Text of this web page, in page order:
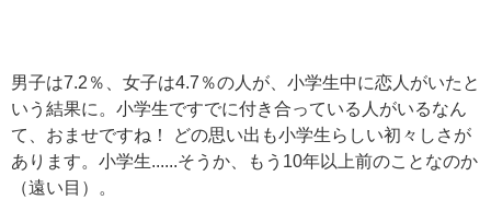
男子は7.2％、女子は4.7％の人が、小学生中に恋人がいたと
いう結果に。小学生ですでに付き合っている人がいるなん
て、おませですね！ どの思い出も小学生らしい初々しさが
あります。小学生......そうか、もう10年以上前のことなのか
（遠い目）。